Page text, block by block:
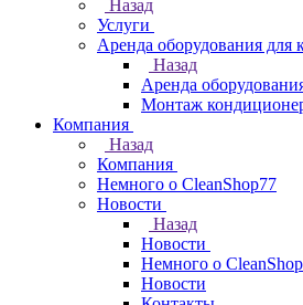
Назад
Услуги
Аренда оборудования для
Назад
Аренда
Монтаж
Компания
Назад
Компания
Немного о CleanShop77
Новости
Назад
Новости
Немного о
Новости